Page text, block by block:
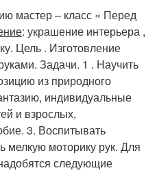
мастер – класс « Перед
: украшение интерьера ,
Цель . Изготовление
Задачи. 1 . Научить
из природного
индивидуальные
и взрослых,
3. Воспитывать
мелкую моторику рук. Для
следующие